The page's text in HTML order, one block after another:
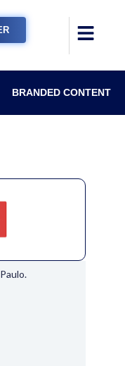
BRANDED CONTENT